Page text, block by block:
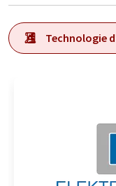
Technologie